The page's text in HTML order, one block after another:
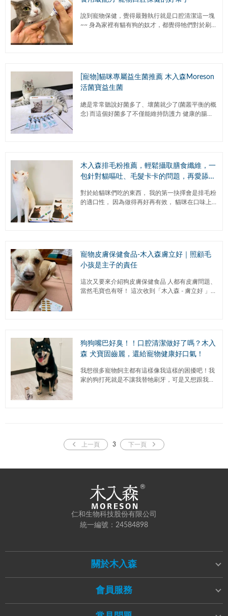
說到寵物保健，覺得最難執行就是口腔清潔這一塊
~~ 身為家裡有貓有狗的奴才，都覺得牠們對於刷牙
[寵物]貓咪專屬益生菌推薦 木入森Moreson
活菌寶益生菌
總是常常聽說好菌多了、壞菌就少了(菌叢平衡的概
念) 而這個好菌多了不僅能維持防護力 健康的腸胃
木入森排毛粉推薦，輕鬆攝取膳食纖維，一
包針對貓嘔吐、毛髮卡卡的問題，再愛舔毛
對於給貓咪們吃的東西， 我的第一抉擇會是排毛粉
的適口性， 因為做得再好再有效， 貓咪在口味上
寵物皮膚保健食品-木入森膚立好｜照顧毛
小孩是主子的責任
這次又要來介紹狗皮膚保健食品 人都有皮膚問題、
當然毛寶也有呀！ 這次收到「木入森 - 膚立好 」
狗狗嘴巴好臭！！口腔清潔做好了嗎？木入
森 犬寶固齒麗，還給寵物健康好口氣！
我想很多寵物飼主都有這樣像我這樣的困擾吧！我
家的狗打死就是不讓我替牠刷牙，可是又想跟我討
上一頁 3 下一頁
仁和生物科技股份有限公司
統一編號：24584898
關於木入森
會員服務